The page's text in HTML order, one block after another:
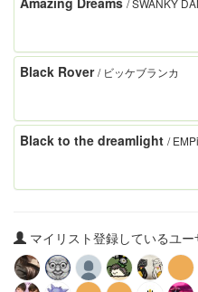
/ SWANKY
Black Rover / ビッケブランカ
Black to the dreamlight /
マイリスト登録しているユ